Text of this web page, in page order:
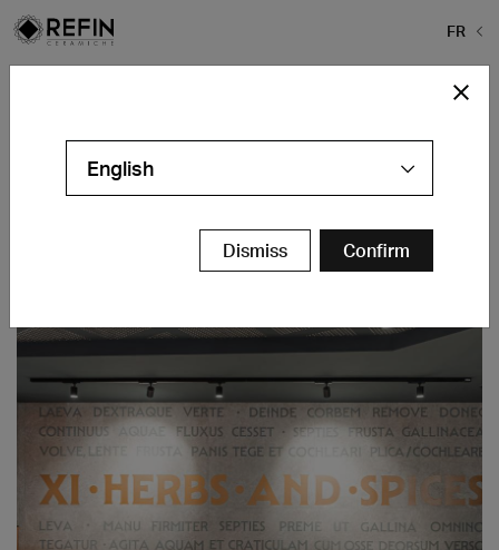
FR
Roma Tritone - Italy
English
Dismiss Confirm